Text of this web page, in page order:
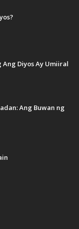
Diyos Ay Umiiral
Ang Buwan ng